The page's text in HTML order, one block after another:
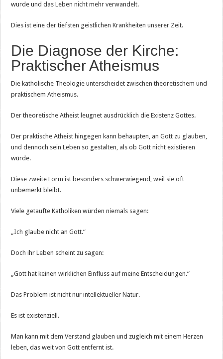
wurde und das Leben nicht mehr verwandelt.
Dies ist eine der tiefsten geistlichen Krankheiten unserer Zeit.
Die Diagnose der Kirche:
Praktischer Atheismus
Die katholische Theologie unterscheidet zwischen theoretischem und
praktischem Atheismus.
Der theoretische Atheist leugnet ausdrücklich die Existenz Gottes.
Der praktische Atheist hingegen kann behaupten, an Gott zu glauben,
und dennoch sein Leben so gestalten, als ob Gott nicht existieren
würde.
Diese zweite Form ist besonders schwerwiegend, weil sie oft
unbemerkt bleibt.
Viele getaufte Katholiken würden niemals sagen:
„Ich glaube nicht an Gott.“
Doch ihr Leben scheint zu sagen:
„Gott hat keinen wirklichen Einfluss auf meine Entscheidungen.“
Das Problem ist nicht nur intellektueller Natur.
Es ist existenziell.
Man kann mit dem Verstand glauben und zugleich mit einem Herzen
leben, das weit von Gott entfernt ist.